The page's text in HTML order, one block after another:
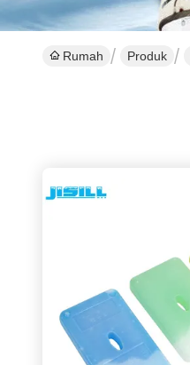
Rumah Produk